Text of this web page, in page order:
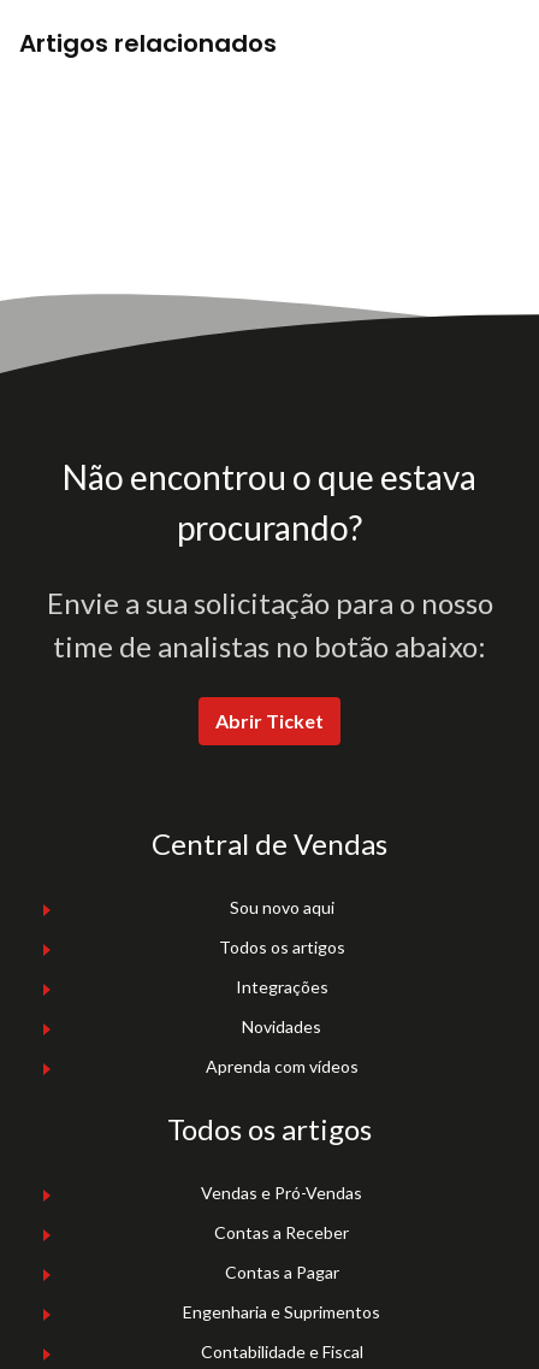
Artigos relacionados
Não encontrou o que estava
procurando?
Envie a sua solicitação para o nosso
time de analistas no botão abaixo:
Abrir Ticket
Central de Vendas
Sou novo aqui
Todos os artigos
Integrações
Novidades
Aprenda com vídeos
Todos os artigos
Vendas e Pró-Vendas
Contas a Receber
Contas a Pagar
Engenharia e Suprimentos
Contabilidade e Fiscal